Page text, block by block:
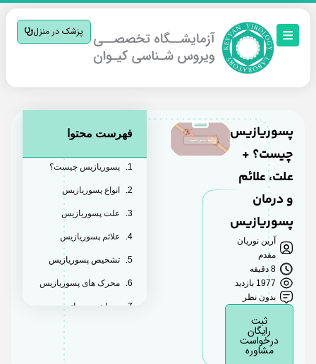
پزشک در منزل
پسوریازیس
چیست؟ +
علت، علائم
و درمان
پسوریازیس
آرین نوریان
مقدم
8 دقیقه
1977 بازدید
بدون نظر
رایگان
درخواست
مشاوره
فهرست محتوا
پسوریازیس چیست؟
انواع پسوریازیس
علت پسوریازیس
علائم پسوریازیس
تشخیص پسوریازیس
محرک های پسوریازیس
درمان پسوریازیس